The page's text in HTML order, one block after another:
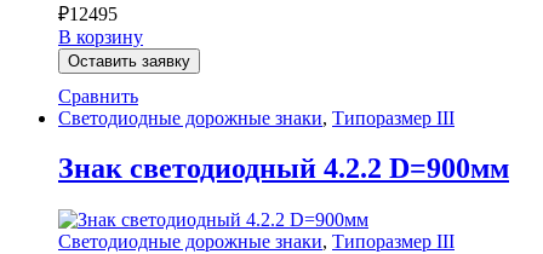
₽12495
В корзину
Оставить заявку
Сравнить
Светодиодные дорожные знаки, Типоразмер III
Знак светодиодный 4.2.2 D=900мм
Светодиодные дорожные знаки, Типоразмер III